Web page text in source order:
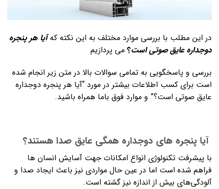
در این مطلب با بررسی موارد مختلف به این نکته کهآیا هر پنجره
دوجداره عایق صوتی است؟ می پردازیم
بررسی و پاسخگویی به تمامی سوالات بالا در متن زیر انجام شده
است برای کسب اطلاعات بیشتر در مورد “آیا هر پنجره دوجداره
عایق صوتی است؟” و موارد فوق باما همراه باشید.
آیا پنجره های دوجداره همگی عایق صدا هستند؟
با پیشرفت تکنولوژی انواع امکانات جهت آسایش انسان ها
فراهم شده است اما در عین حال مواردی نیز باعث ایجاد صدا و
آلودگی‌های بیش از اندازه نیز گشته است.